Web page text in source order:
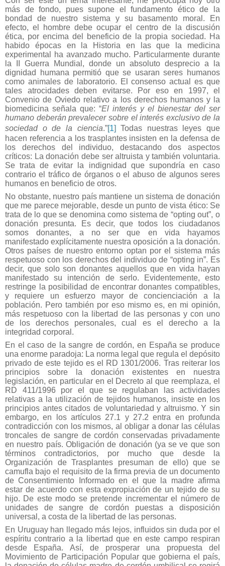
más de fondo, pues supone el fundamento ético de la
bondad de nuestro sistema y su basamento moral. En
efecto, el hombre debe ocupar el centro de la discusión
ética, por encima del beneficio de la propia sociedad. Ha
habido épocas en la Historia en las que la medicina
experimental ha avanzado mucho. Particularmente durante
la II Guerra Mundial, donde un absoluto desprecio a la
dignidad humana permitió que se usaran seres humanos
como animales de laboratorio. El consenso actual es que
tales atrocidades deben evitarse. Por eso en 1997, el
Convenio de Oviedo relativo a los derechos humanos y la
biomedicina señala que: “El interés y el bienestar del ser
humano deberán prevalecer sobre el interés exclusivo de la
sociedad o de la ciencia.”[1] Todas nuestras leyes que
hacen referencia a los trasplantes insisten en la defensa de
los derechos del individuo, destacando dos aspectos
críticos: La donación debe ser altruista y también voluntaria.
Se trata de evitar la indignidad que supondría en caso
contrario el tráfico de órganos o el abuso de algunos seres
humanos en beneficio de otros.
No obstante, nuestro país mantiene un sistema de donación
que me parece mejorable, desde un punto de vista ético: Se
trata de lo que se denomina como sistema de “opting out”, o
donación presunta. Es decir, que todos los ciudadanos
somos donantes, a no ser que en vida hayamos
manifestado explícitamente nuestra oposición a la donación.
Otros países de nuestro entorno optan por el sistema más
respetuoso con los derechos del individuo de “opting in”. Es
decir, que solo son donantes aquellos que en vida hayan
manifestado su intención de serlo. Evidentemente, esto
restringe la posibilidad de encontrar donantes compatibles,
y requiere un esfuerzo mayor de concienciación a la
población. Pero también por eso mismo es, en mi opinión,
más respetuoso con la libertad de las personas y con uno
de los derechos personales, cual es el derecho a la
integridad corporal.
En el caso de la sangre de cordón, en España se produce
una enorme paradoja: La norma legal que regula el depósito
privado de este tejido es el RD 1301/2006. Tras reiterar los
principios sobre la donación existentes en nuestra
legislación, en particular en el Decreto al que reemplaza, el
RD 411/1996 por el que se regulaban las actividades
relativas a la utilización de tejidos humanos, insiste en los
principios antes citados de voluntariedad y altruismo. Y sin
embargo, en los artículos 27.1 y 27.2 entra en profunda
contradicción con los mismos, al obligar a donar las células
troncales de sangre de cordón conservadas privadamente
en nuestro país. Obligación de donación (ya se ve que son
términos contradictorios, por mucho que desde la
Organización de Trasplantes presuman de ello) que se
camufla bajo el requisito de la firma previa de un documento
de Consentimiento Informado en el que la madre afirma
estar de acuerdo con esta expropiación de un tejido de su
hijo. De este modo se pretende incrementar el número de
unidades de sangre de cordón puestas a disposición
universal, a costa de la libertad de las personas.
En Uruguay han llegado más lejos, influidos sin duda por el
espíritu contrario a la libertad que en este campo respiran
desde España. Así, de prosperar una propuesta del
Movimiento de Participación Popular que gobierna el país,